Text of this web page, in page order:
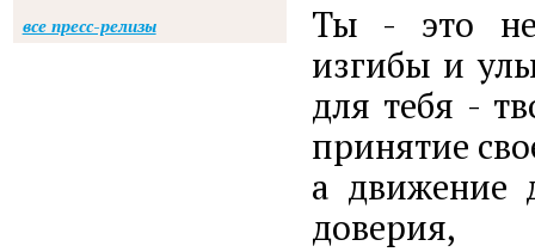
Ты - это
изгибы и
для тебя -
принятие
а движение
все пресс-релизы